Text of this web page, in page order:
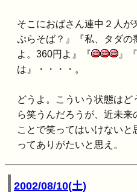
そこにおばさん連中２人
ぷらそば？』『私、タダの
よ。360円よ』『
』
は』・・・・。
どうよ。こういう状態は
ら笑うんだろうが、近未
ことで笑ってはいけない
ってありがたいと思え。
2002/08/10(土)